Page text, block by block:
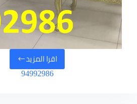
اقرا المزيدشركات
افراح
94992986